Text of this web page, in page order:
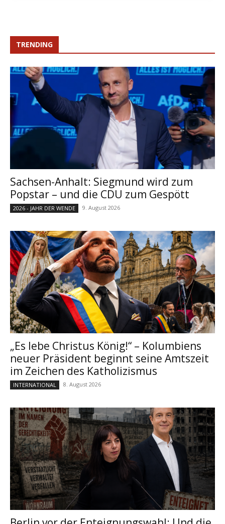
TRENDING
Sachsen-Anhalt: Siegmund wird zum
Popstar – und die CDU zum Gespött
2026 - JAHR DER WENDE 9. August 2026
„Es lebe Christus König!“ – Kolumbiens
neuer Präsident beginnt seine Amtszeit
im Zeichen des Katholizismus
INTERNATIONAL 8. August 2026